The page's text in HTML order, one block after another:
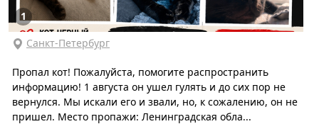
1
Санкт-Петербург
Пропал кот! Пожалуйста, помогите распространить
информацию! 1 августа он ушел гулять и до сих пор не
вернулся. Мы искали его и звали, но, к сожалению, он не
пришел. Место пропажи: Ленинградская обла...